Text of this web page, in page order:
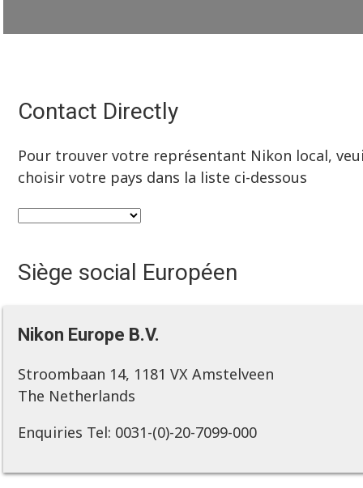
Contact Directly
Pour trouver votre représentant Nikon local,
choisir votre pays dans la liste ci-dessous
Siège social Européen
Nikon Europe B.V.
Stroombaan 14, 1181 VX Amstelveen
The Netherlands
Enquiries Tel: 0031-(0)-20-7099-000